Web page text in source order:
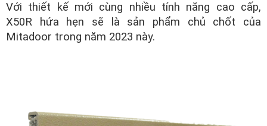
Với thiết kế mới cùng nhiều tính năng cao cấp,
X50R hứa hẹn sẽ là sản phẩm chủ chốt của
Mitadoor trong năm 2023 này.